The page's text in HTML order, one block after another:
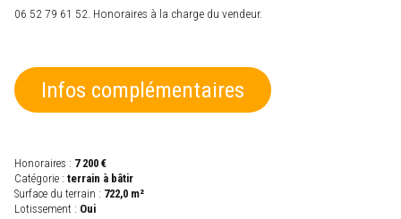
06 52 79 61 52. Honoraires à la charge du vendeur.
Infos complémentaires
Honoraires : 7 200 €
Catégorie : terrain à bâtir
Surface du terrain : 722,0 m²
Lotissement : Oui